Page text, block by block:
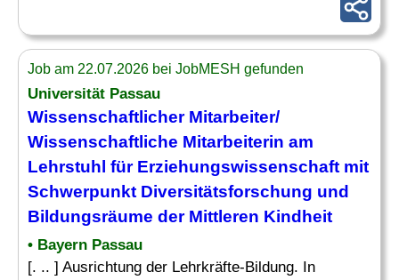
Job am 22.07.2026 bei JobMESH gefunden
Universität Passau
Wissenschaftlicher Mitarbeiter/
Wissenschaftliche Mitarbeiterin am
Lehrstuhl für Erziehungswissenschaft mit
Schwerpunkt Diversitätsforschung und
Bildungsräume der Mittleren Kindheit
• Bayern Passau
[. .. ] Ausrichtung der Lehrkräfte-Bildung. In